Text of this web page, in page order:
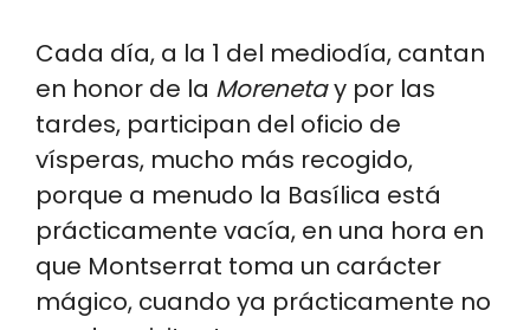
Cada día, a la 1 del mediodía, cantan
en honor de la Morenetay por las
tardes, participan del oficio de
vísperas, mucho más recogido,
porque a menudo la Basílica está
prácticamente vacía, en una hora en
que Montserrat toma un carácter
mágico, cuando ya prácticamente no